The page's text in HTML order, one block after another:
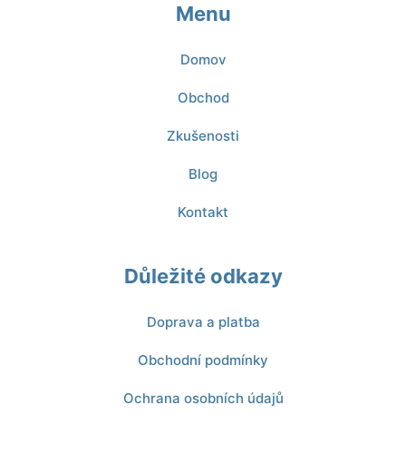
Menu
Domov
Obchod
Zkušenosti
Blog
Kontakt
Důležité odkazy
Doprava a platba
Obchodní podmínky
Ochrana osobních údajů